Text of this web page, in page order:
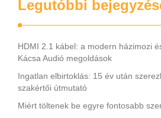
Legutóbbi
HDMI 2.1 kábel: a modern házimozi
Kácsa Audió megoldások
Ingatlan elbirtoklás: 15 év után
szakértői útmutató
Miért töltenek be egyre fontosabb